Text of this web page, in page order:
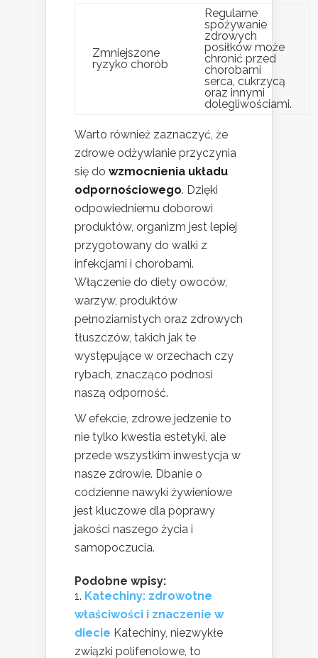
Zmniejszone
ryzyko chorób
Regularne
spożywanie
zdrowych
posiłków może
chronić przed
chorobami
serca, cukrzycą
oraz innymi
dolegliwościami.
Warto również zaznaczyć, że
zdrowe odżywianie przyczynia
się do wzmocnienia układu
odpornościowego. Dzięki
odpowiedniemu doborowi
produktów, organizm jest lepiej
przygotowany do walki z
infekcjami i chorobami.
Włączenie do diety owoców,
warzyw, produktów
pełnoziarnistych oraz zdrowych
tłuszczów, takich jak te
występujące w orzechach czy
rybach, znacząco podnosi
naszą odporność.
W efekcie, zdrowe jedzenie to
nie tylko kwestia estetyki, ale
przede wszystkim inwestycja w
nasze zdrowie. Dbanie o
codzienne nawyki żywieniowe
jest kluczowe dla poprawy
jakości naszego życia i
samopoczucia.
Podobne wpisy:
Katechiny: zdrowotne
właściwości i znaczenie w
diecie Katechiny, niezwykłe
związki polifenolowe, to